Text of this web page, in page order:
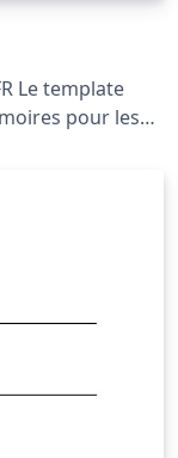
Le template
pour les
des
et